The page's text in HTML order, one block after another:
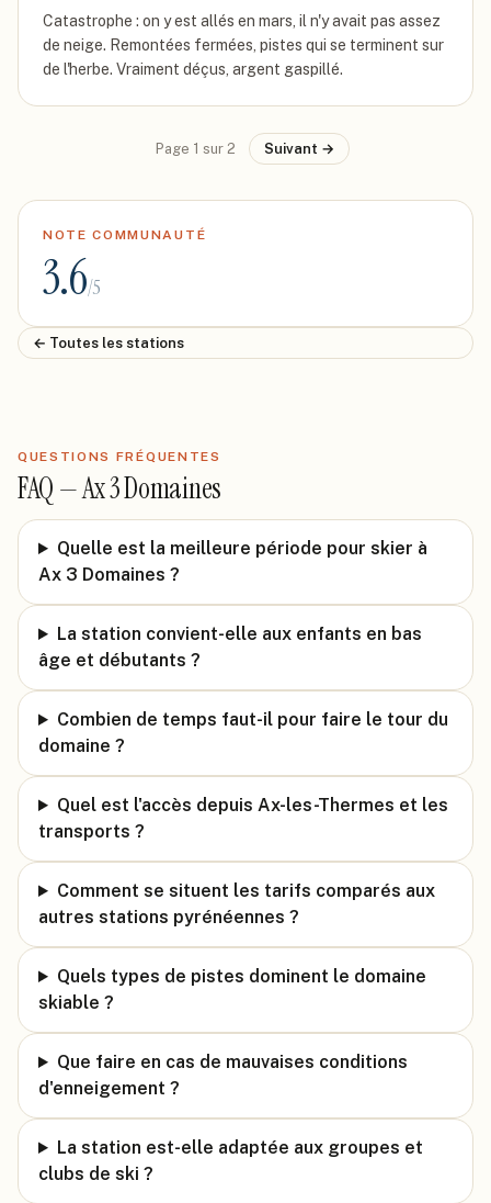
Catastrophe : on y est allés en mars, il n'y avait pas assez
de neige. Remontées fermées, pistes qui se terminent sur
de l'herbe. Vraiment déçus, argent gaspillé.
Page 1 sur 2 Suivant →
NOTE COMMUNAUTÉ
3.6/5
← Toutes les stations
QUESTIONS FRÉQUENTES
FAQ —Ax 3 Domaines
Quelle est la meilleure période pour skier à
Ax 3 Domaines ?
La station convient-elle aux enfants en bas
âge et débutants ?
Combien de temps faut-il pour faire le tour du
domaine ?
Quel est l'accès depuis Ax-les-Thermes et les
transports ?
Comment se situent les tarifs comparés aux
autres stations pyrénéennes ?
Quels types de pistes dominent le domaine
skiable ?
Que faire en cas de mauvaises conditions
d'enneigement ?
La station est-elle adaptée aux groupes et
clubs de ski ?